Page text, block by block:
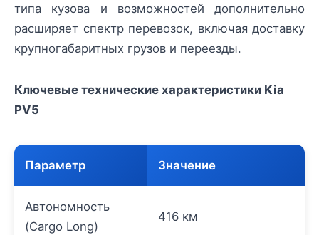
типа кузова и возможностей дополнительно
расширяет спектр перевозок, включая доставку
крупногабаритных грузов и переезды.
Ключевые технические характеристики Kia
PV5
Параметр Значение
Автономность
(Cargo Long)
416 км